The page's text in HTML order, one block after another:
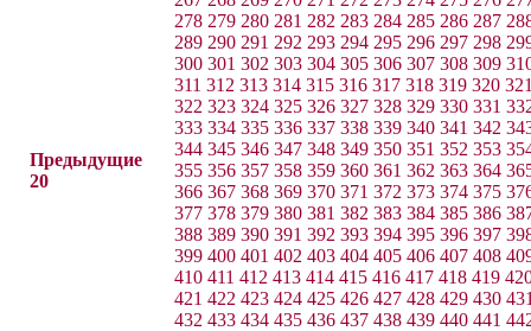
Предыдущие
20
278 279 280 281 282 283 284 285 286 287
289 290 291 292 293 294 295 296 297 298
300 301 302 303 304 305 306 307 308 309
311 312 313 314 315 316 317 318 319 320
322 323 324 325 326 327 328 329 330 331
333 334 335 336 337 338 339 340 341 342
344 345 346 347 348 349 350 351 352 353
355 356 357 358 359 360 361 362 363 364
366 367 368 369 370 371 372 373 374 375
377 378 379 380 381 382 383 384 385 386
388 389 390 391 392 393 394 395 396 397
399 400 401 402 403 404 405 406 407 408
410 411 412 413 414 415 416 417 418 419
421 422 423 424 425 426 427 428 429 430
432 433 434 435 436 437 438 439 440 441